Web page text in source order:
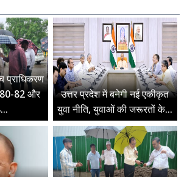
प्राधिकरण
80-82 और
उत्तर प्रदेश में बनेगी नई एकीकृत
युवा नीति, युवाओं की जरूरतों के...